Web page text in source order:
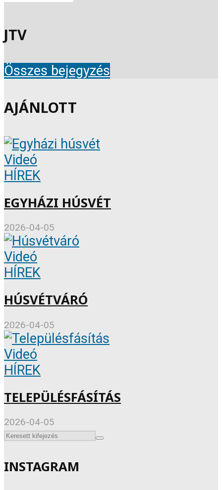
JTV
Összes bejegyzés
AJÁNLOTT
Videó
HÍREK
EGYHÁZI HÚSVÉT
2026-04-05
Videó
HÍREK
HÚSVÉTVÁRÓ
2026-04-05
Videó
HÍREK
TELEPÜLÉSFÁSÍTÁS
2026-04-05
INSTAGRAM